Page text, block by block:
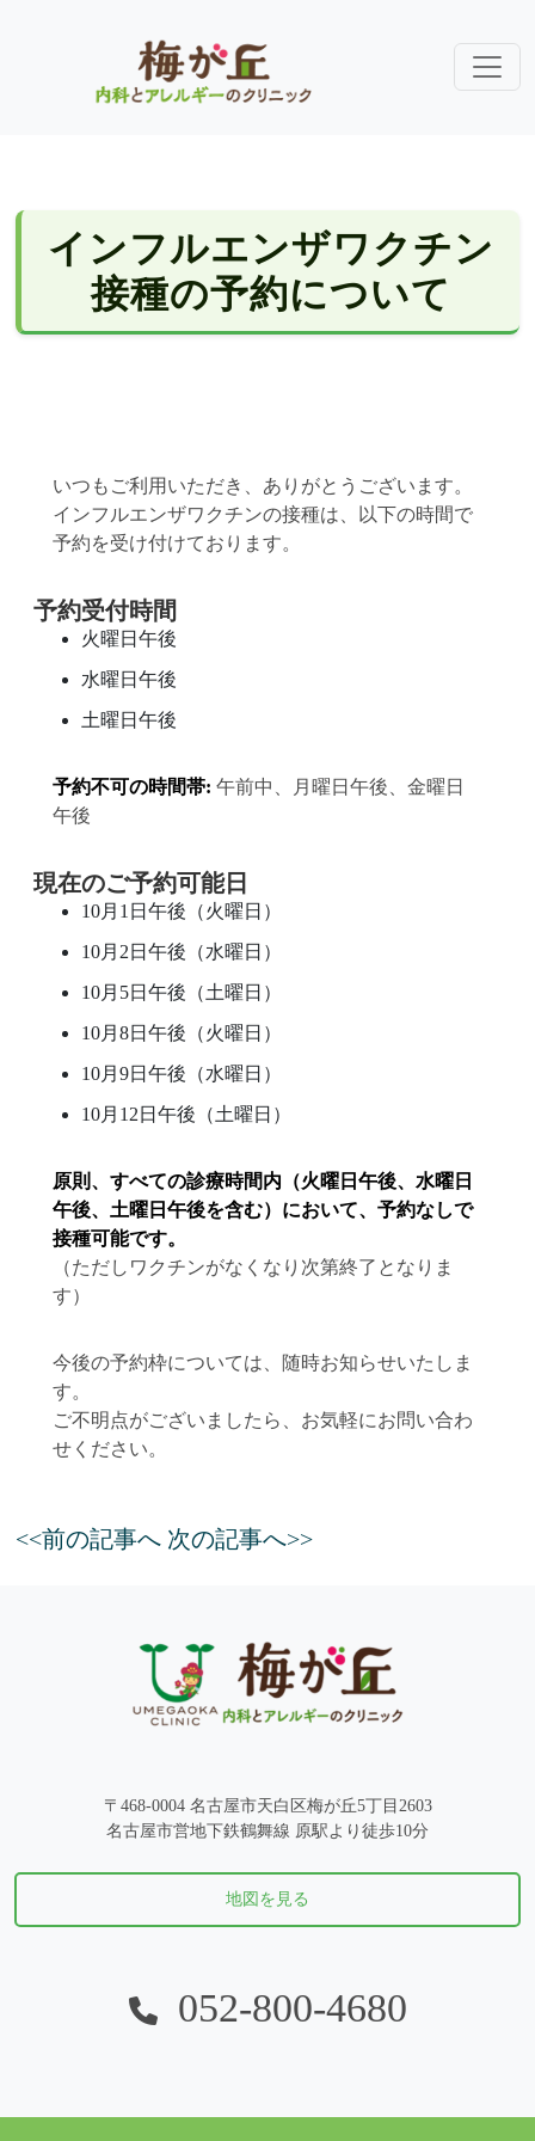
インフルエンザワクチン
接種の予約について
いつもご利用いただき、ありがとうございます。
インフルエンザワクチンの接種は、以下の時間で
予約を受け付けております。
予約受付時間
火曜日午後
水曜日午後
土曜日午後
予約不可の時間帯: 午前中、月曜日午後、金曜日
午後
現在のご予約可能日
10月1日午後（火曜日）
10月2日午後（水曜日）
10月5日午後（土曜日）
10月8日午後（火曜日）
10月9日午後（水曜日）
10月12日午後（土曜日）
原則、すべての診療時間内（火曜日午後、水曜日
午後、土曜日午後を含む）において、予約なしで
接種可能です。
（ただしワクチンがなくなり次第終了となりま
す）
今後の予約枠については、随時お知らせいたしま
す。
ご不明点がございましたら、お気軽にお問い合わ
せください。
<<前の記事へ 次の記事へ>>
〒468-0004 名古屋市天白区梅が丘5丁目2603
名古屋市営地下鉄鶴舞線 原駅より徒歩10分
地図を見る
052-800-4680